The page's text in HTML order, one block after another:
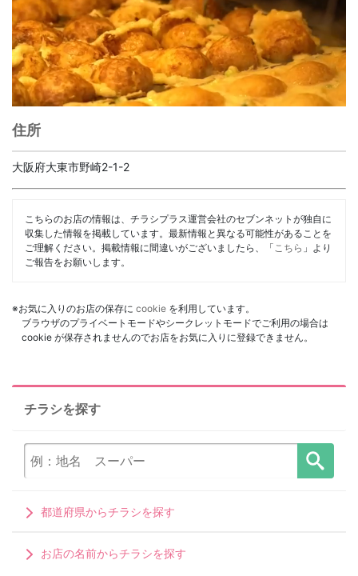
住所
大阪府大東市野崎2-1-2
こちらのお店の情報は、チラシプラス運営会社のセブンネットが独自に
収集した情報を掲載しています。最新情報と異なる可能性があることを
ご理解ください。掲載情報に間違いがございましたら、「 こちら 」より
ご報告をお願いします。
※お気に入りのお店の保存に cookie を利用しています。
ブラウザのプライベートモードやシークレットモードでご利用の場合は
cookie が保存されませんのでお店をお気に入りに登録できません。
チラシを探す
都道府県からチラシを探す
お店の名前からチラシを探す